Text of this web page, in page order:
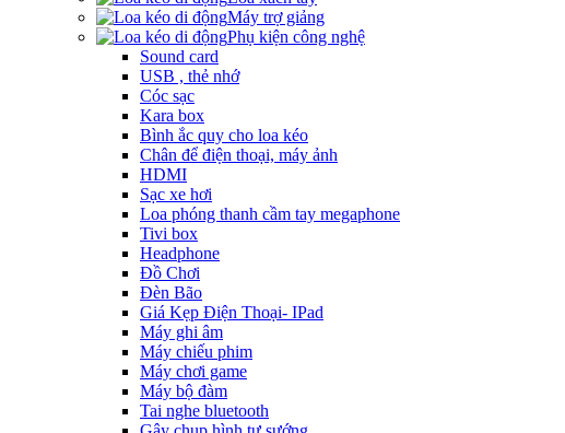
Máy trợ giảng
Phụ kiện công nghệ
Sound card
USB , thẻ nhớ
Cóc sạc
Kara box
Bình ắc quy cho loa kéo
Chân để điện thoại, máy ảnh
HDMI
Sạc xe hơi
Loa phóng thanh cầm tay megaphone
Tivi box
Headphone
Đồ Chơi
Đèn Bão
Giá Kẹp Điện Thoại- IPad
Máy ghi âm
Máy chiếu phim
Máy chơi game
Máy bộ đàm
Tai nghe bluetooth